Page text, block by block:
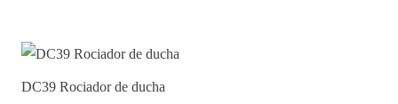
DC39 Rociador de ducha